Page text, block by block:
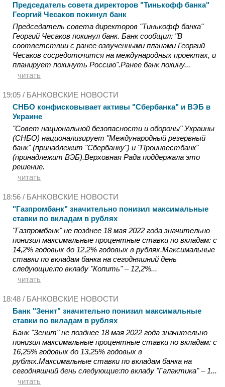
Председатель совета директоров "Тинькофф банка"
Георгий Чесаков покинул банк
Председатель совета директоров "Тинькофф банка"
Георгий Чесаков покинул банк. Банк сообщил: "В
соответствии с ранее озвученными планами Георгий
Чесаков сосредоточится на международных проектах, и
планирует покинуть Россию".Ранее банк покину...
читать
19:05 / БАНКОВСКИЕ НОВОСТИ
СНБО конфисковывает активы "Сбербанка" и ВЭБ в
Украине
"Совет национальной безопасности и обороны" Украины
(СНБО) национализирует "Международный резервный
банк" (принадлежит "Сбербанку") и "Проинвестбанк"
(принадлежит ВЭБ).Верховная Рада поддержала это
решение.
читать
18:56 / БАНКОВСКИЕ НОВОСТИ
"Газпромбанк" значительно понизил максимальные
ставки по вкладам в рублях
"Газпромбанк" не позднее 18 мая 2022 года значительно
понизил максимальные процентные ставки по вкладам: с
14,2% годовых до 12,2% годовых в рублях.Максимальные
ставки по вкладам банка на сегодняшний день
следующие:по вкладу "Копить" – 12,2%...
читать
18:48 / БАНКОВСКИЕ НОВОСТИ
Банк "Зенит" значительно понизил максимальные
ставки по вкладам в рублях
Банк "Зенит" не позднее 18 мая 2022 года значительно
понизил максимальные процентные ставки по вкладам: с
16,25% годовых до 13,25% годовых в
рублях.Максимальные ставки по вкладам банка на
сегодняшний день следующие:по вкладу "Галактика" – 1...
читать